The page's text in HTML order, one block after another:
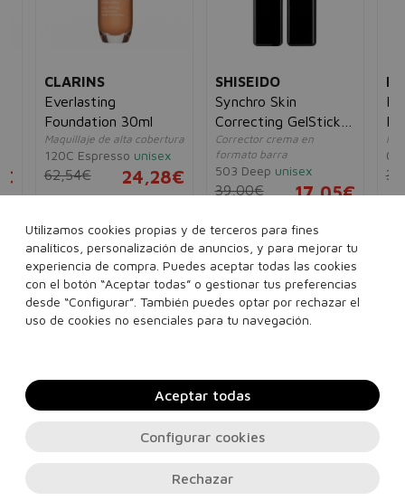
CLARINS
Everlasting
Foundation 30ml
Maquillaje de alta cobertura
120C Espresso unisex
62,54€ 24,28€
Añadir a la cesta
SHISEIDO
Synchro Skin
Correcting GelStick
Concealer
Corrector crema en
formato barra
503 Deep unisex
39,00€ 17,05€
Añadir a la cesta
01
Utilizamos cookies propias y de terceros para fines
analíticos, personalización de anuncios, y para mejorar tu
experiencia de compra. Puedes aceptar todas las cookies
con el botón “Aceptar todas” o gestionar tus preferencias
desde “Configurar”. También puedes optar por rechazar el
uso de cookies no esenciales para tu navegación.
Rechazar
Configurar cookies
Aceptar todas
Contacto, soporte e información legal